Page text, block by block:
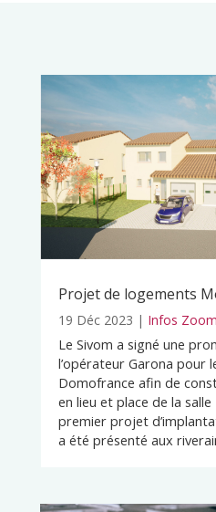
Projet de logements
19 Déc 2023 | Infos
Le Sivom a signé une
l’opérateur Garona pour
Domofrance afin de
en lieu et place de la
premier projet
a été présenté aux